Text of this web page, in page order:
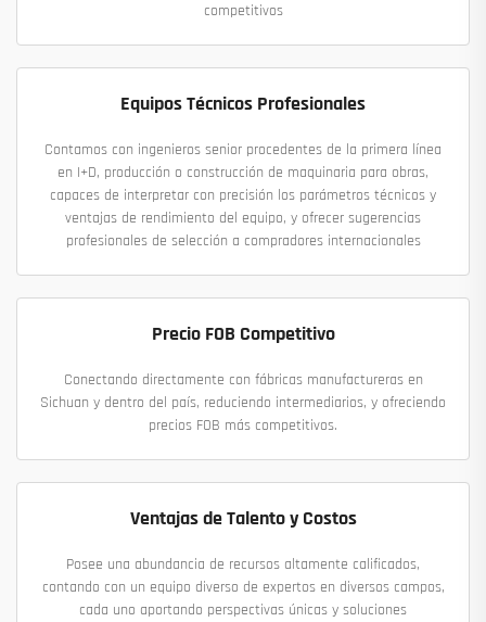
competitivos
Equipos Técnicos Profesionales
Contamos con ingenieros senior procedentes de la primera línea
en I+D, producción o construcción de maquinaria para obras,
capaces de interpretar con precisión los parámetros técnicos y
ventajas de rendimiento del equipo, y ofrecer sugerencias
profesionales de selección a compradores internacionales
Precio FOB Competitivo
Conectando directamente con fábricas manufactureras en
Sichuan y dentro del país, reduciendo intermediarios, y ofreciendo
precios FOB más competitivos.
Ventajas de Talento y Costos
Posee una abundancia de recursos altamente calificados,
contando con un equipo diverso de expertos en diversos campos,
cada uno aportando perspectivas únicas y soluciones